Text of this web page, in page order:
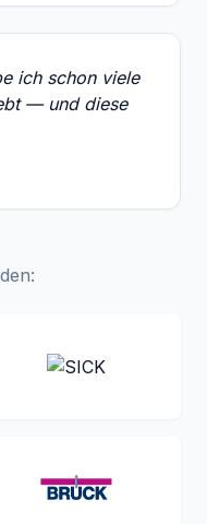
ich schon viele
— und diese